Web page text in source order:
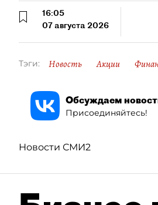
16:05
07 августа 2026
Тэги: Новость Акции
Обсуждаем
Присоединяйтесь!
Новости СМИ2